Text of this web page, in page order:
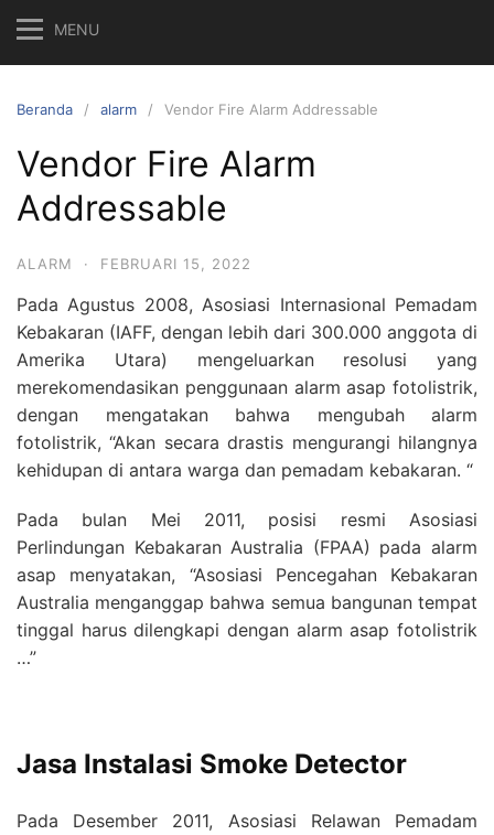
MENU
Beranda alarm Vendor Fire Alarm Addressable
Vendor Fire Alarm
Addressable
ALARM · FEBRUARI 15, 2022
Pada Agustus 2008, Asosiasi Internasional Pemadam
Kebakaran (IAFF, dengan lebih dari 300.000 anggota di
Amerika Utara) mengeluarkan resolusi yang
merekomendasikan penggunaan alarm asap fotolistrik,
dengan mengatakan bahwa mengubah alarm
fotolistrik, “Akan secara drastis mengurangi hilangnya
kehidupan di antara warga dan pemadam kebakaran. “
Pada bulan Mei 2011, posisi resmi Asosiasi
Perlindungan Kebakaran Australia (FPAA) pada alarm
asap menyatakan, “Asosiasi Pencegahan Kebakaran
Australia menganggap bahwa semua bangunan tempat
tinggal harus dilengkapi dengan alarm asap fotolistrik
…”
Jasa Instalasi Smoke Detector
Pada Desember 2011, Asosiasi Relawan Pemadam